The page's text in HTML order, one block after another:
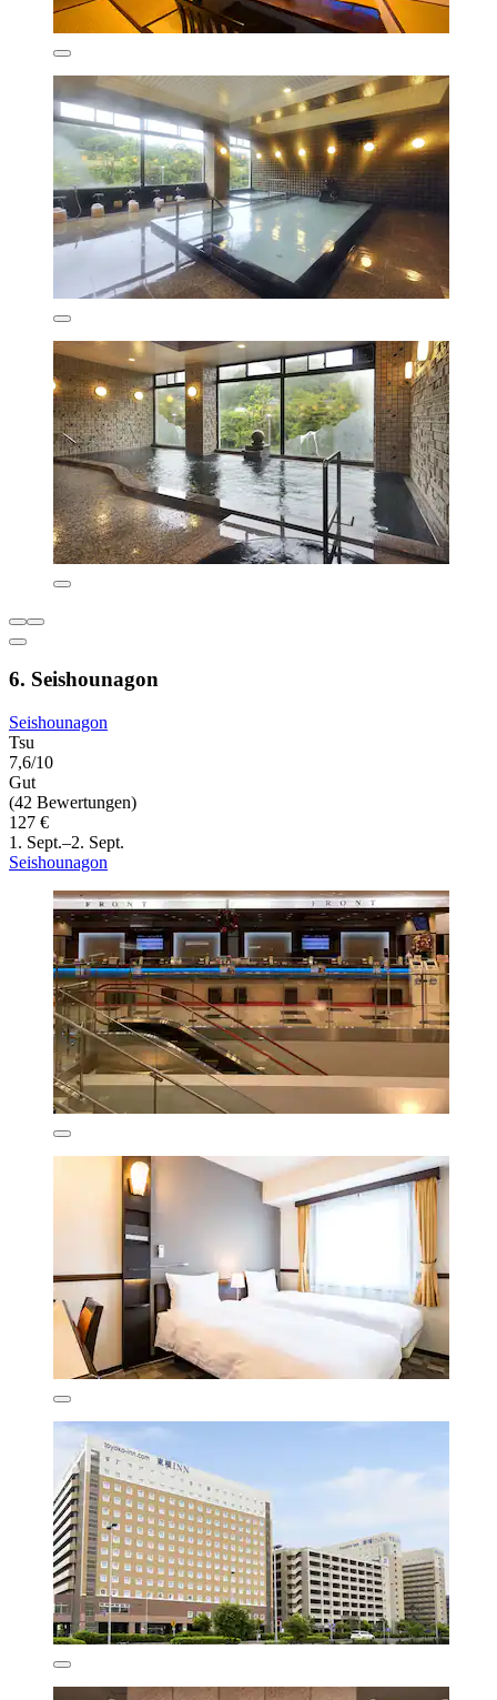
6. Seishounagon
Seishounagon
Tsu
7,6/10
Gut
(42 Bewertungen)
127 €
1. Sept.–2. Sept.
Seishounagon